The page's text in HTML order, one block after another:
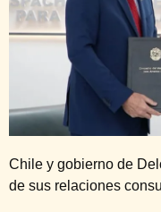
Chile y gobierno de
de sus relaciones